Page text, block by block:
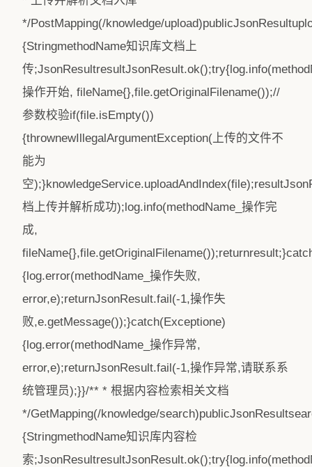
*/PostMapping(/knowledge/
{StringmethodName知识库文档上
传
操作开始, fileName{},file.getOriginalFilename());//
参数校验if(file.isEmpty())
{thrownewIllegalArgumentException(上传的文件不
能为
空
档上传并解析成功);log.info(methodName_操作完
成,
{log.error(methodName_操作失败,
error,e);returnJsonResult.fail(-1,操作失
败,e.getMessage());}catch(Exceptione)
{log.error(methodName_操作异常,
error,e);returnJsonResult.fail(-1,操作异常,请联系系
统管理员);}}/** * 根据内容检索相关文档
*/GetMapping(/knowledge/
{StringmethodName知识库内容检
索